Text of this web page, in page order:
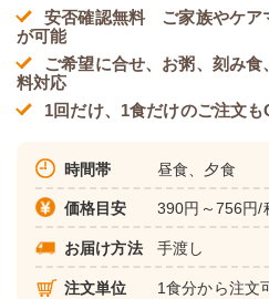
安否確認無料 ご家族やケア
が可能
ご希望に合せ、お粥、刻み食
料対応
1回だけ、1食だけのご注文も
時間帯 昼食、夕食
価格目安 390円～756円/
お届け方法 手渡し
注文単位 1食分から注文